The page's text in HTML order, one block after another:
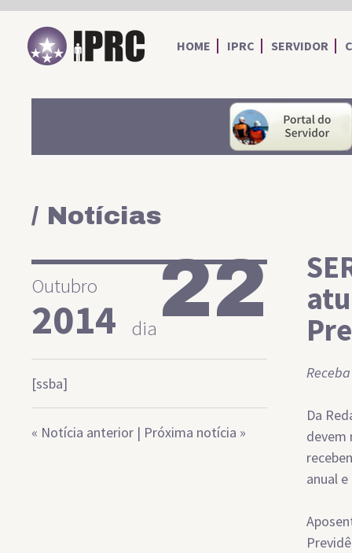
IPRC
HOME IPRC SERVIDOR
/ Notícias
Outubro
2014 dia22
[ssba]
« Notícia anterior | Próxima notícia »
Da
devem
anual